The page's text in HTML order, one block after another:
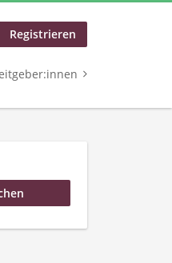
Registrieren